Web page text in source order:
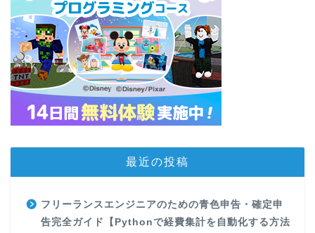
最近の投稿
フリーランスエンジニアのための青色申告・確定申
告完全ガイド【Pythonで経費集計を自動化する方法